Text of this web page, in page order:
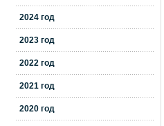
2024 год
2023 год
2022 год
2021 год
2020 год